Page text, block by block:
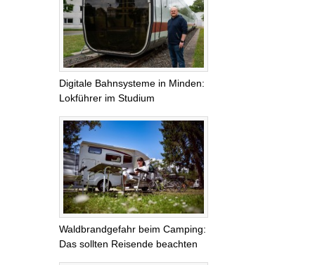
Digitale Bahnsysteme in Minden:
Lokführer im Studium
Waldbrandgefahr beim Camping:
Das sollten Reisende beachten